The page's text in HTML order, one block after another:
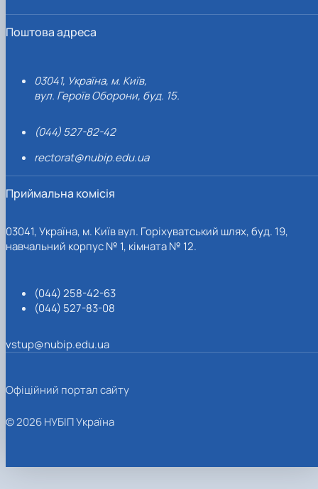
Поштова адреса
03041, Україна, м. Київ,
вул. Героїв Оборони, буд. 15.
(044) 527-82-42
rectorat@nubip.edu.ua
Приймальна комісія
03041, Україна, м. Київ вул. Горіхуватський шлях, буд. 19,
навчальний корпус № 1, кімната № 12.
(044) 258-42-63
(044) 527-83-08
vstup@nubip.edu.ua
Офіційний портал сайту
© 2026 НУБІП Україна